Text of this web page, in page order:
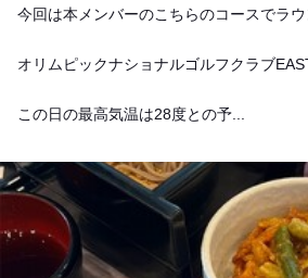
今回は本メンバーのこちらのコースでラウ
オリムピックナショナルゴルフクラブ
この日の最高気温は28度との予...